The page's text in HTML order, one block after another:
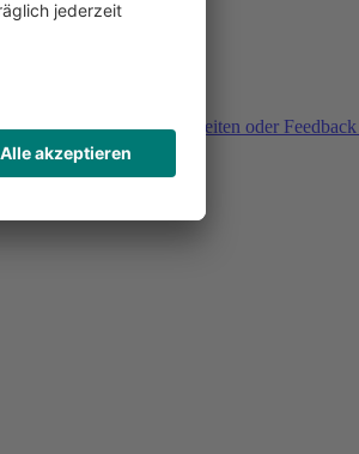
Sie haben Fragen, Unklarheiten oder
Buchung?